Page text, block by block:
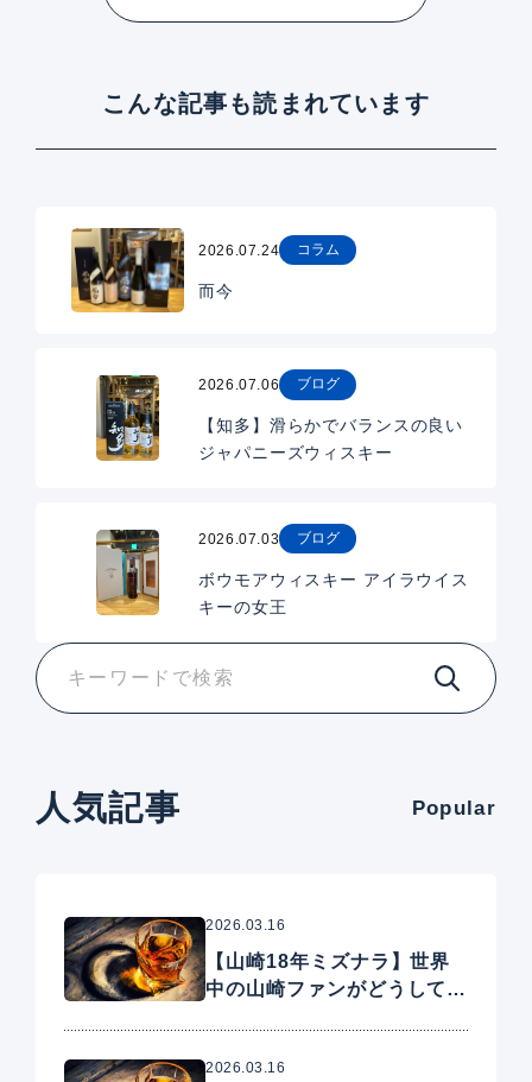
こんな記事も読まれています
2026.07.24 コラム
而今
2026.07.06 ブログ
【知多】滑らかでバランスの良い
ジャパニーズウィスキー
2026.07.03 ブログ
ボウモアウィスキー アイラウイス
キーの女王
人気記事 Popular
2026.03.16
【山崎18年ミズナラ】世界
中の山崎ファンがどうしても
2026.03.16